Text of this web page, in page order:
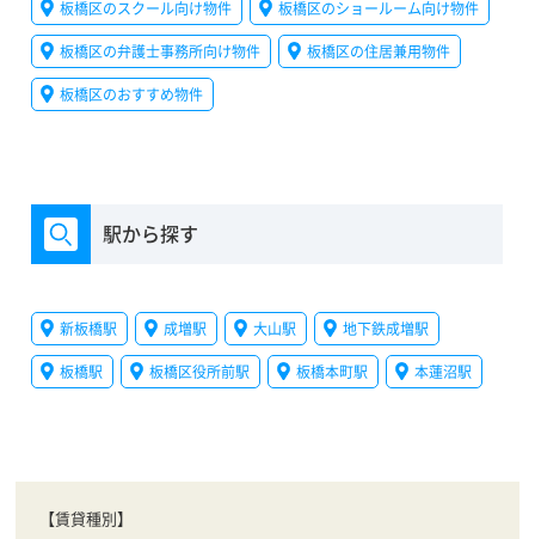
板橋区のスクール向け物件 板橋区のショールーム向け物件
板橋区の弁護士事務所向け物件 板橋区の住居兼用物件
板橋区のおすすめ物件
駅から探す
新板橋駅 成増駅 大山駅 地下鉄成増駅
板橋駅 板橋区役所前駅 板橋本町駅 本蓮沼駅
【賃貸種別】